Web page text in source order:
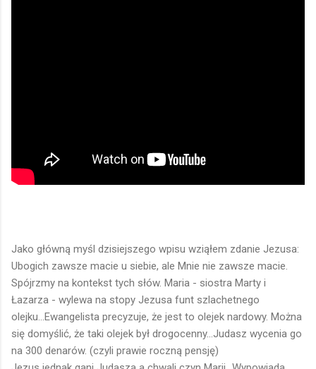
Jako główną myśl dzisiejszego wpisu wziąłem zdanie Jezusa:
Ubogich zawsze macie u siebie, ale Mnie nie zawsze macie.
Spójrzmy na kontekst tych słów. Maria - siostra Marty i
Łazarza - wylewa na stopy Jezusa funt szlachetnego
olejku...Ewangelista precyzuje, że jest to olejek nardowy. Można
się domyślić, że taki olejek był drogocenny...Judasz wycenia go
na 300 denarów. (czyli prawie roczną pensję)